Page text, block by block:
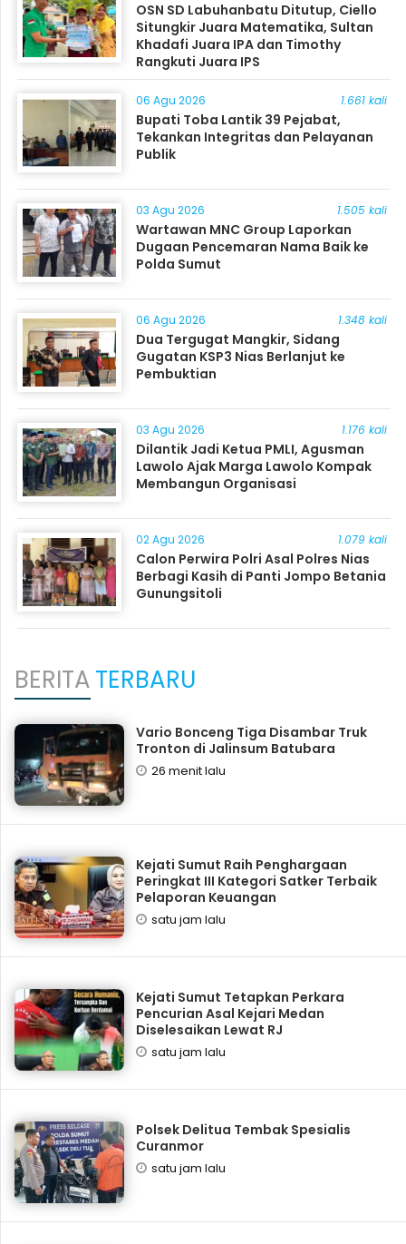
OSN SD Labuhanbatu Ditutup, Ciello
Situngkir Juara Matematika, Sultan
Khadafi Juara IPA dan Timothy
Rangkuti Juara IPS
06 Agu 2026 1.661 kali
Bupati Toba Lantik 39 Pejabat,
Tekankan Integritas dan Pelayanan
Publik
03 Agu 2026 1.505 kali
Wartawan MNC Group Laporkan
Dugaan Pencemaran Nama Baik ke
Polda Sumut
06 Agu 2026 1.348 kali
Dua Tergugat Mangkir, Sidang
Gugatan KSP3 Nias Berlanjut ke
Pembuktian
03 Agu 2026 1.176 kali
Dilantik Jadi Ketua PMLI, Agusman
Lawolo Ajak Marga Lawolo Kompak
Membangun Organisasi
02 Agu 2026 1.079 kali
Calon Perwira Polri Asal Polres Nias
Berbagi Kasih di Panti Jompo Betania
Gunungsitoli
BERITATERBARU
Vario Bonceng Tiga Disambar Truk
Tronton di Jalinsum Batubara
26 menit lalu
Kejati Sumut Raih Penghargaan
Peringkat III Kategori Satker Terbaik
Pelaporan Keuangan
satu jam lalu
Kejati Sumut Tetapkan Perkara
Pencurian Asal Kejari Medan
Diselesaikan Lewat RJ
satu jam lalu
Polsek Delitua Tembak Spesialis
Curanmor
satu jam lalu